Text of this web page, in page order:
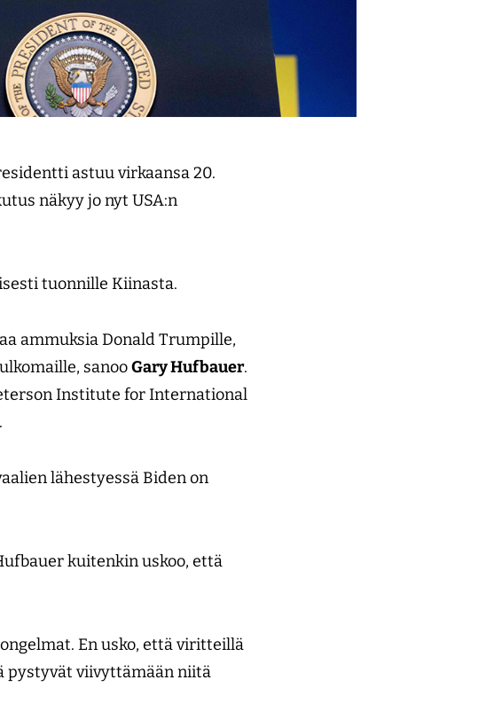
astuu virkaansa 20.
näkyy jo nyt USA:n
tuonnille Kiinasta.
ammuksia Donald Trumpille,
sanooGary Hufbauer.
Institute for International
lähestyessä Biden on
kuitenkin uskoo, että
En usko, että viritteillä
pystyvät viivyttämään niitä